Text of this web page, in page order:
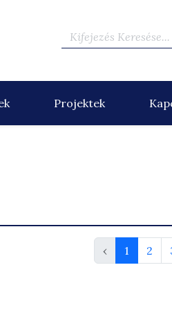
Kifejezés Keresése...
Projektek
‹ 1 2